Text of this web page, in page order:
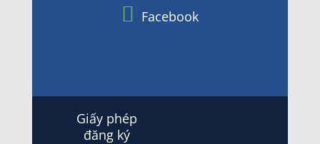
Facebook
Giấy phép
đăng ký